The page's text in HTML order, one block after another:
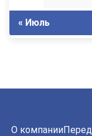
« Июль
О компании